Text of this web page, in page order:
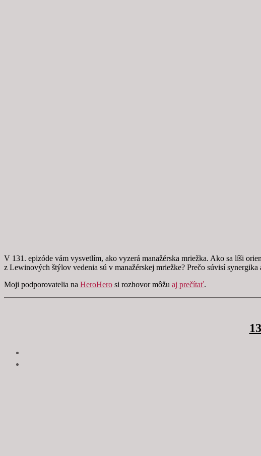
V 131. epizóde vám vysvetlím, ako vyzerá manažérska mriežka. Ako sa líši
z Lewinových štýlov vedenia sú v manažérskej mriežke? Prečo súvisí
Moji podporovatelia na HeroHero si rozhovor môžu aj prečítať.